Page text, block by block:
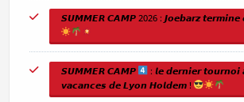
𝙎𝙐𝙈𝙈𝙀𝙍 𝘾𝘼𝙈𝙋 2026 : 𝙅𝙤𝙚𝙗𝙖𝙧𝙯 𝙩𝙚𝙧𝙢𝙞𝙣𝙚
𝙎𝙐𝙈𝙈𝙀𝙍 𝘾𝘼𝙈𝙋
: 𝙡𝙚 𝙙𝙚𝙧𝙣𝙞𝙚𝙧 𝙩𝙤𝙪𝙧𝙣𝙤𝙞
𝙫𝙖𝙘𝙖𝙣𝙘𝙚𝙨 𝙙𝙚 𝙇𝙮𝙤𝙣 𝙃𝙤𝙡𝙙𝙚𝙢 !